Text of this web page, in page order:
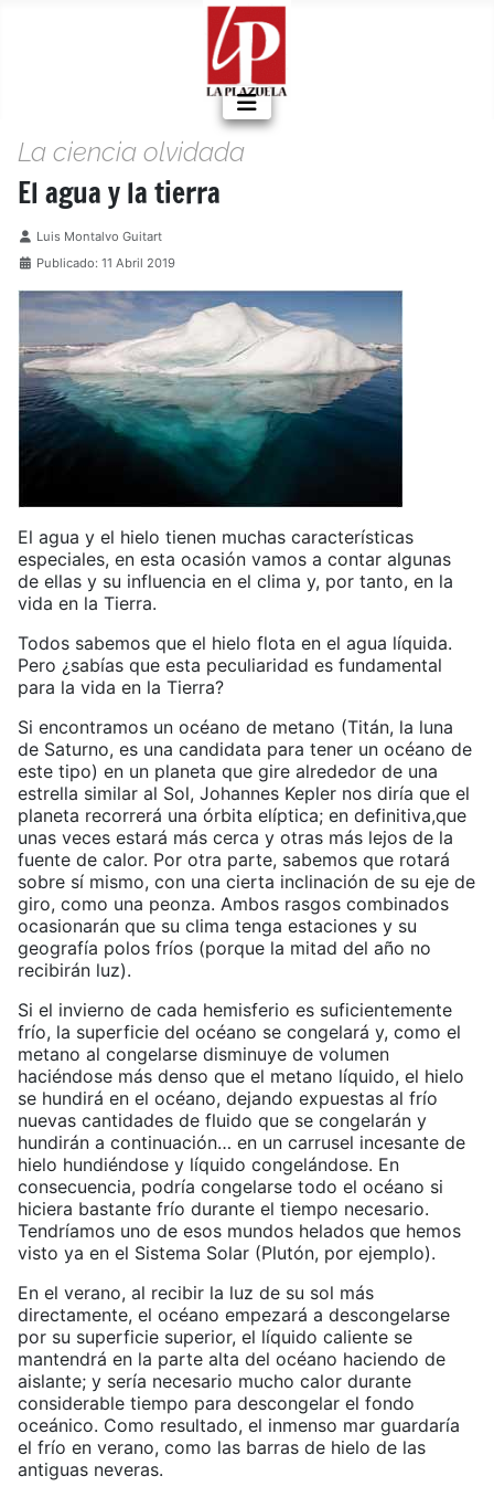
La ciencia olvidada
El agua y la tierra
Detalles
Luis Montalvo Guitart
Publicado: 11 Abril 2019
El agua y el hielo tienen muchas características
especiales, en esta ocasión vamos a contar algunas
de ellas y su influencia en el clima y, por tanto, en la
vida en la Tierra.
Todos sabemos que el hielo flota en el agua líquida.
Pero ¿sabías que esta peculiaridad es fundamental
para la vida en la Tierra?
Si encontramos un océano de metano (Titán, la luna
de Saturno, es una candidata para tener un océano de
este tipo) en un planeta que gire alrededor de una
estrella similar al Sol, Johannes Kepler nos diría que el
planeta recorrerá una órbita elíptica; en definitiva,que
unas veces estará más cerca y otras más lejos de la
fuente de calor. Por otra parte, sabemos que rotará
sobre sí mismo, con una cierta inclinación de su eje de
giro, como una peonza. Ambos rasgos combinados
ocasionarán que su clima tenga estaciones y su
geografía polos fríos (porque la mitad del año no
recibirán luz).
Si el invierno de cada hemisferio es suficientemente
frío, la superficie del océano se congelará y, como el
metano al congelarse disminuye de volumen
haciéndose más denso que el metano líquido, el hielo
se hundirá en el océano, dejando expuestas al frío
nuevas cantidades de fluido que se congelarán y
hundirán a continuación… en un carrusel incesante de
hielo hundiéndose y líquido congelándose. En
consecuencia, podría congelarse todo el océano si
hiciera bastante frío durante el tiempo necesario.
Tendríamos uno de esos mundos helados que hemos
visto ya en el Sistema Solar (Plutón, por ejemplo).
En el verano, al recibir la luz de su sol más
directamente, el océano empezará a descongelarse
por su superficie superior, el líquido caliente se
mantendrá en la parte alta del océano haciendo de
aislante; y sería necesario mucho calor durante
considerable tiempo para descongelar el fondo
oceánico. Como resultado, el inmenso mar guardaría
el frío en verano, como las barras de hielo de las
antiguas neveras.